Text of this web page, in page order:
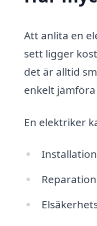
Att anlita en
sett ligger
det är alltid
enkelt
En elektriker